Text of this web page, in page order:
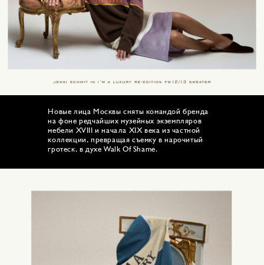
Новые лица Москвы сняты командой бренда
на фоне редчайших музейных экземпляров
мебели XVIII и начала XIX века из частной
коллекции, превращая съемку в нарочитый
гротеск, в духе Walk Of Shame.